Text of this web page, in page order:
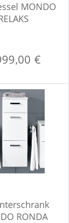
MONDO
€
RONDA